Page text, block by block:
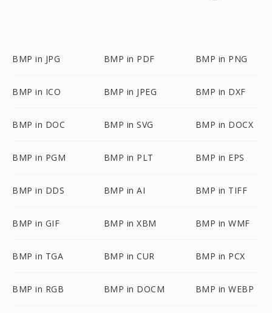
BMP in JPG BMP in PDF BMP in PNG
BMP in ICO BMP in JPEG BMP in DXF
BMP in DOC BMP in SVG BMP in DOCX
BMP in PGM BMP in PLT BMP in EPS
BMP in DDS BMP in AI BMP in TIFF
BMP in GIF BMP in XBM BMP in WMF
BMP in TGA BMP in CUR BMP in PCX
BMP in RGB BMP in DOCM BMP in WEBP